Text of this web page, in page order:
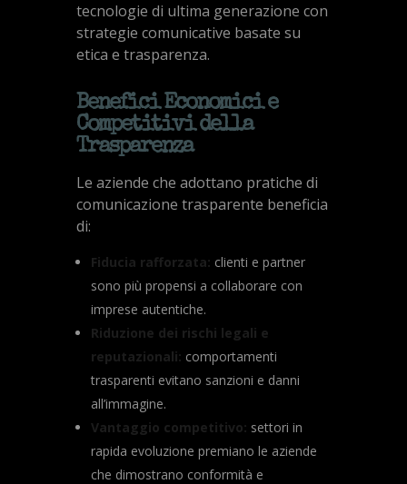
tecnologie di ultima generazione con
strategie comunicative basate su
etica e trasparenza.
Benefici Economici e
Competitivi della
Trasparenza
Le aziende che adottano pratiche di
comunicazione trasparente beneficia
di:
Fiducia rafforzata: clienti e partner
sono più propensi a collaborare con
imprese autentiche.
Riduzione dei rischi legali e
reputazionali: comportamenti
trasparenti evitano sanzioni e danni
all’immagine.
Vantaggio competitivo: settori in
rapida evoluzione premiano le aziende
che dimostrano conformità e